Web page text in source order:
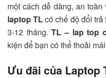
một cách dễ dàng, an
laptop TLcó chế độ đổi
3-12 tháng.TL – lap top
kiện để bạn có thể thoải
Ưu đãi của Laptop